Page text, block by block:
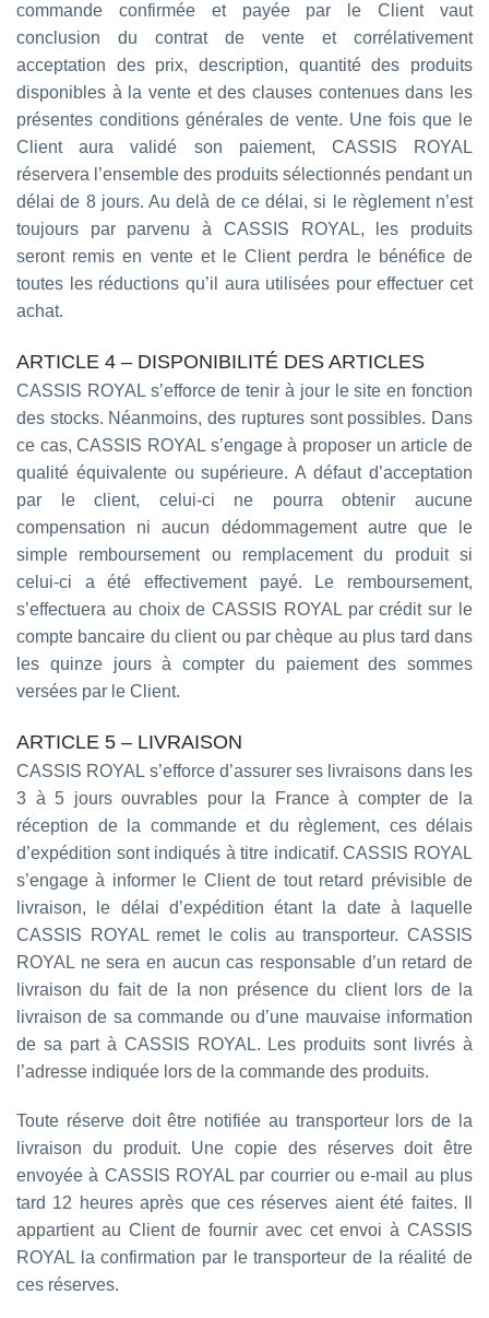
commande confirmée et payée par le Client vaut
conclusion du contrat de vente et corrélativement
acceptation des prix, description, quantité des produits
disponibles à la vente et des clauses contenues dans les
présentes conditions générales de vente. Une fois que le
Client aura validé son paiement, CASSIS ROYAL
réservera l’ensemble des produits sélectionnés pendant un
délai de 8 jours. Au delà de ce délai, si le règlement n’est
toujours par parvenu à CASSIS ROYAL, les produits
seront remis en vente et le Client perdra le bénéfice de
toutes les réductions qu’il aura utilisées pour effectuer cet
achat.
ARTICLE 4 – DISPONIBILITÉ DES ARTICLES
CASSIS ROYAL s’efforce de tenir à jour le site en fonction
des stocks. Néanmoins, des ruptures sont possibles. Dans
ce cas, CASSIS ROYAL s’engage à proposer un article de
qualité équivalente ou supérieure. A défaut d’acceptation
par le client, celui-ci ne pourra obtenir aucune
compensation ni aucun dédommagement autre que le
simple remboursement ou remplacement du produit si
celui-ci a été effectivement payé. Le remboursement,
s’effectuera au choix de CASSIS ROYAL par crédit sur le
compte bancaire du client ou par chèque au plus tard dans
les quinze jours à compter du paiement des sommes
versées par le Client.
ARTICLE 5 – LIVRAISON
CASSIS ROYAL s’efforce d’assurer ses livraisons dans les
3 à 5 jours ouvrables pour la France à compter de la
réception de la commande et du règlement, ces délais
d’expédition sont indiqués à titre indicatif. CASSIS ROYAL
s’engage à informer le Client de tout retard prévisible de
livraison, le délai d’expédition étant la date à laquelle
CASSIS ROYAL remet le colis au transporteur. CASSIS
ROYAL ne sera en aucun cas responsable d’un retard de
livraison du fait de la non présence du client lors de la
livraison de sa commande ou d’une mauvaise information
de sa part à CASSIS ROYAL. Les produits sont livrés à
l’adresse indiquée lors de la commande des produits.
Toute réserve doit être notifiée au transporteur lors de la
livraison du produit. Une copie des réserves doit être
envoyée à CASSIS ROYAL par courrier ou e-mail au plus
tard 12 heures après que ces réserves aient été faites. Il
appartient au Client de fournir avec cet envoi à CASSIS
ROYAL la confirmation par le transporteur de la réalité de
ces réserves.